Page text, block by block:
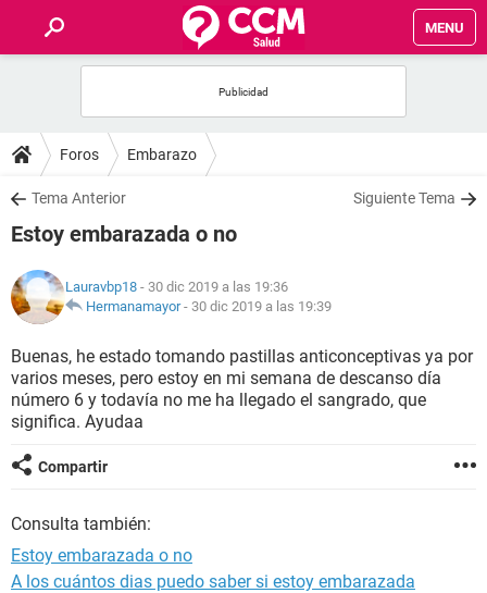
MENU
FOROS
SALUD
FAMILIA
NUTRICIÓN
BIENESTAR
SEXUALIDAD
GLOSARIO
Foros Embarazo
Tema Anterior Siguiente Tema
Estoy embarazada o no
Lauravbp18 - 30 dic 2019 a las 19:36
Hermanamayor- 30 dic 2019 a las 19:39
Buenas, he estado tomando pastillas anticonceptivas ya por
varios meses, pero estoy en mi semana de descanso día
número 6 y todavía no me ha llegado el sangrado, que
significa. Ayudaa
Compartir
Consulta también:
Estoy embarazada o no
A los cuántos dias puedo saber si estoy embarazada